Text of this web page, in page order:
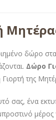
δώρο στα
Δώρο
Γιορτή της
σας, ένα